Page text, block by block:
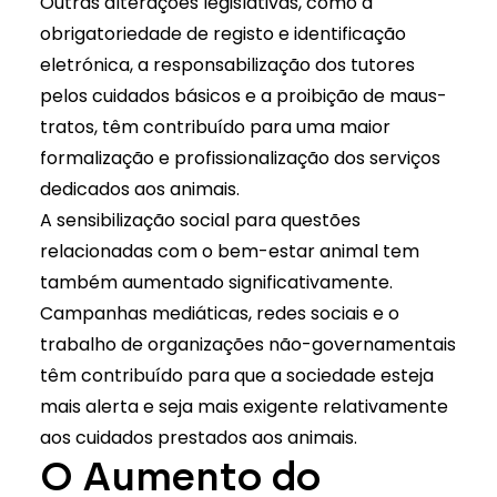
obrigatoriedade de registo e identificação
eletrónica, a responsabilização dos tutores
pelos cuidados básicos e a proibição de maus-
tratos, têm contribuído para uma maior
formalização e profissionalização dos serviços
dedicados aos animais.
A sensibilização social para questões
relacionadas com o bem-estar animal tem
também aumentado significativamente.
Campanhas mediáticas, redes sociais e o
trabalho de organizações não-governamentais
têm contribuído para que a sociedade esteja
mais alerta e seja mais exigente relativamente
aos cuidados prestados aos animais.
O Aumento do